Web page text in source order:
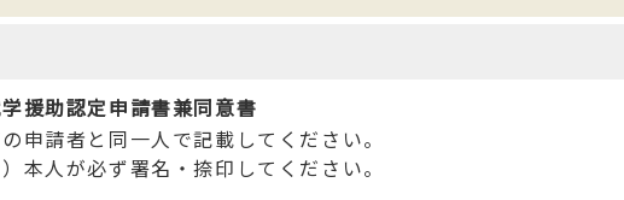
援助認定申請書兼同意書
申請者と同一人で記載してください。
本人が必ず署名・捺印してください。